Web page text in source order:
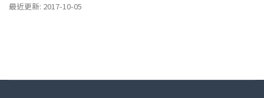
最近更新: 2017-10-05